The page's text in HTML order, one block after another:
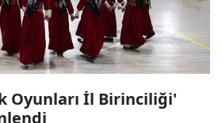
Oyunları İl Birinciliği'